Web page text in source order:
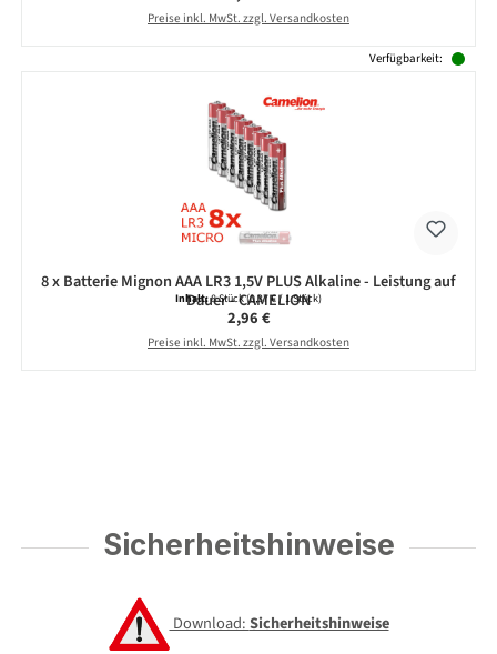
Preise inkl. MwSt. zzgl. Versandkosten
Verfügbarkeit:
8 x Batterie Mignon AAA LR3 1,5V PLUS Alkaline - Leistung auf
Dauer - CAMELION
Inhalt:8 Stück(0,37 € / 1 Stück)
Regulärer Preis:
2,96 €
Preise inkl. MwSt. zzgl. Versandkosten
Sicherheitshinweise
Download:Sicherheitshinweise